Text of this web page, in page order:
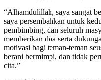
“Alhamdulillah, saya sangat
saya persembahkan untuk
pembimbing, dan seluruh
memberikan doa serta
motivasi bagi teman-teman
berani bermimpi, dan tidak
cita.”